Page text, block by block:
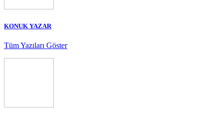
KONUK YAZAR
Tüm Yazıları Göster